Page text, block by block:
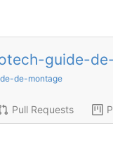
guide-
de-montage
Pull Requests